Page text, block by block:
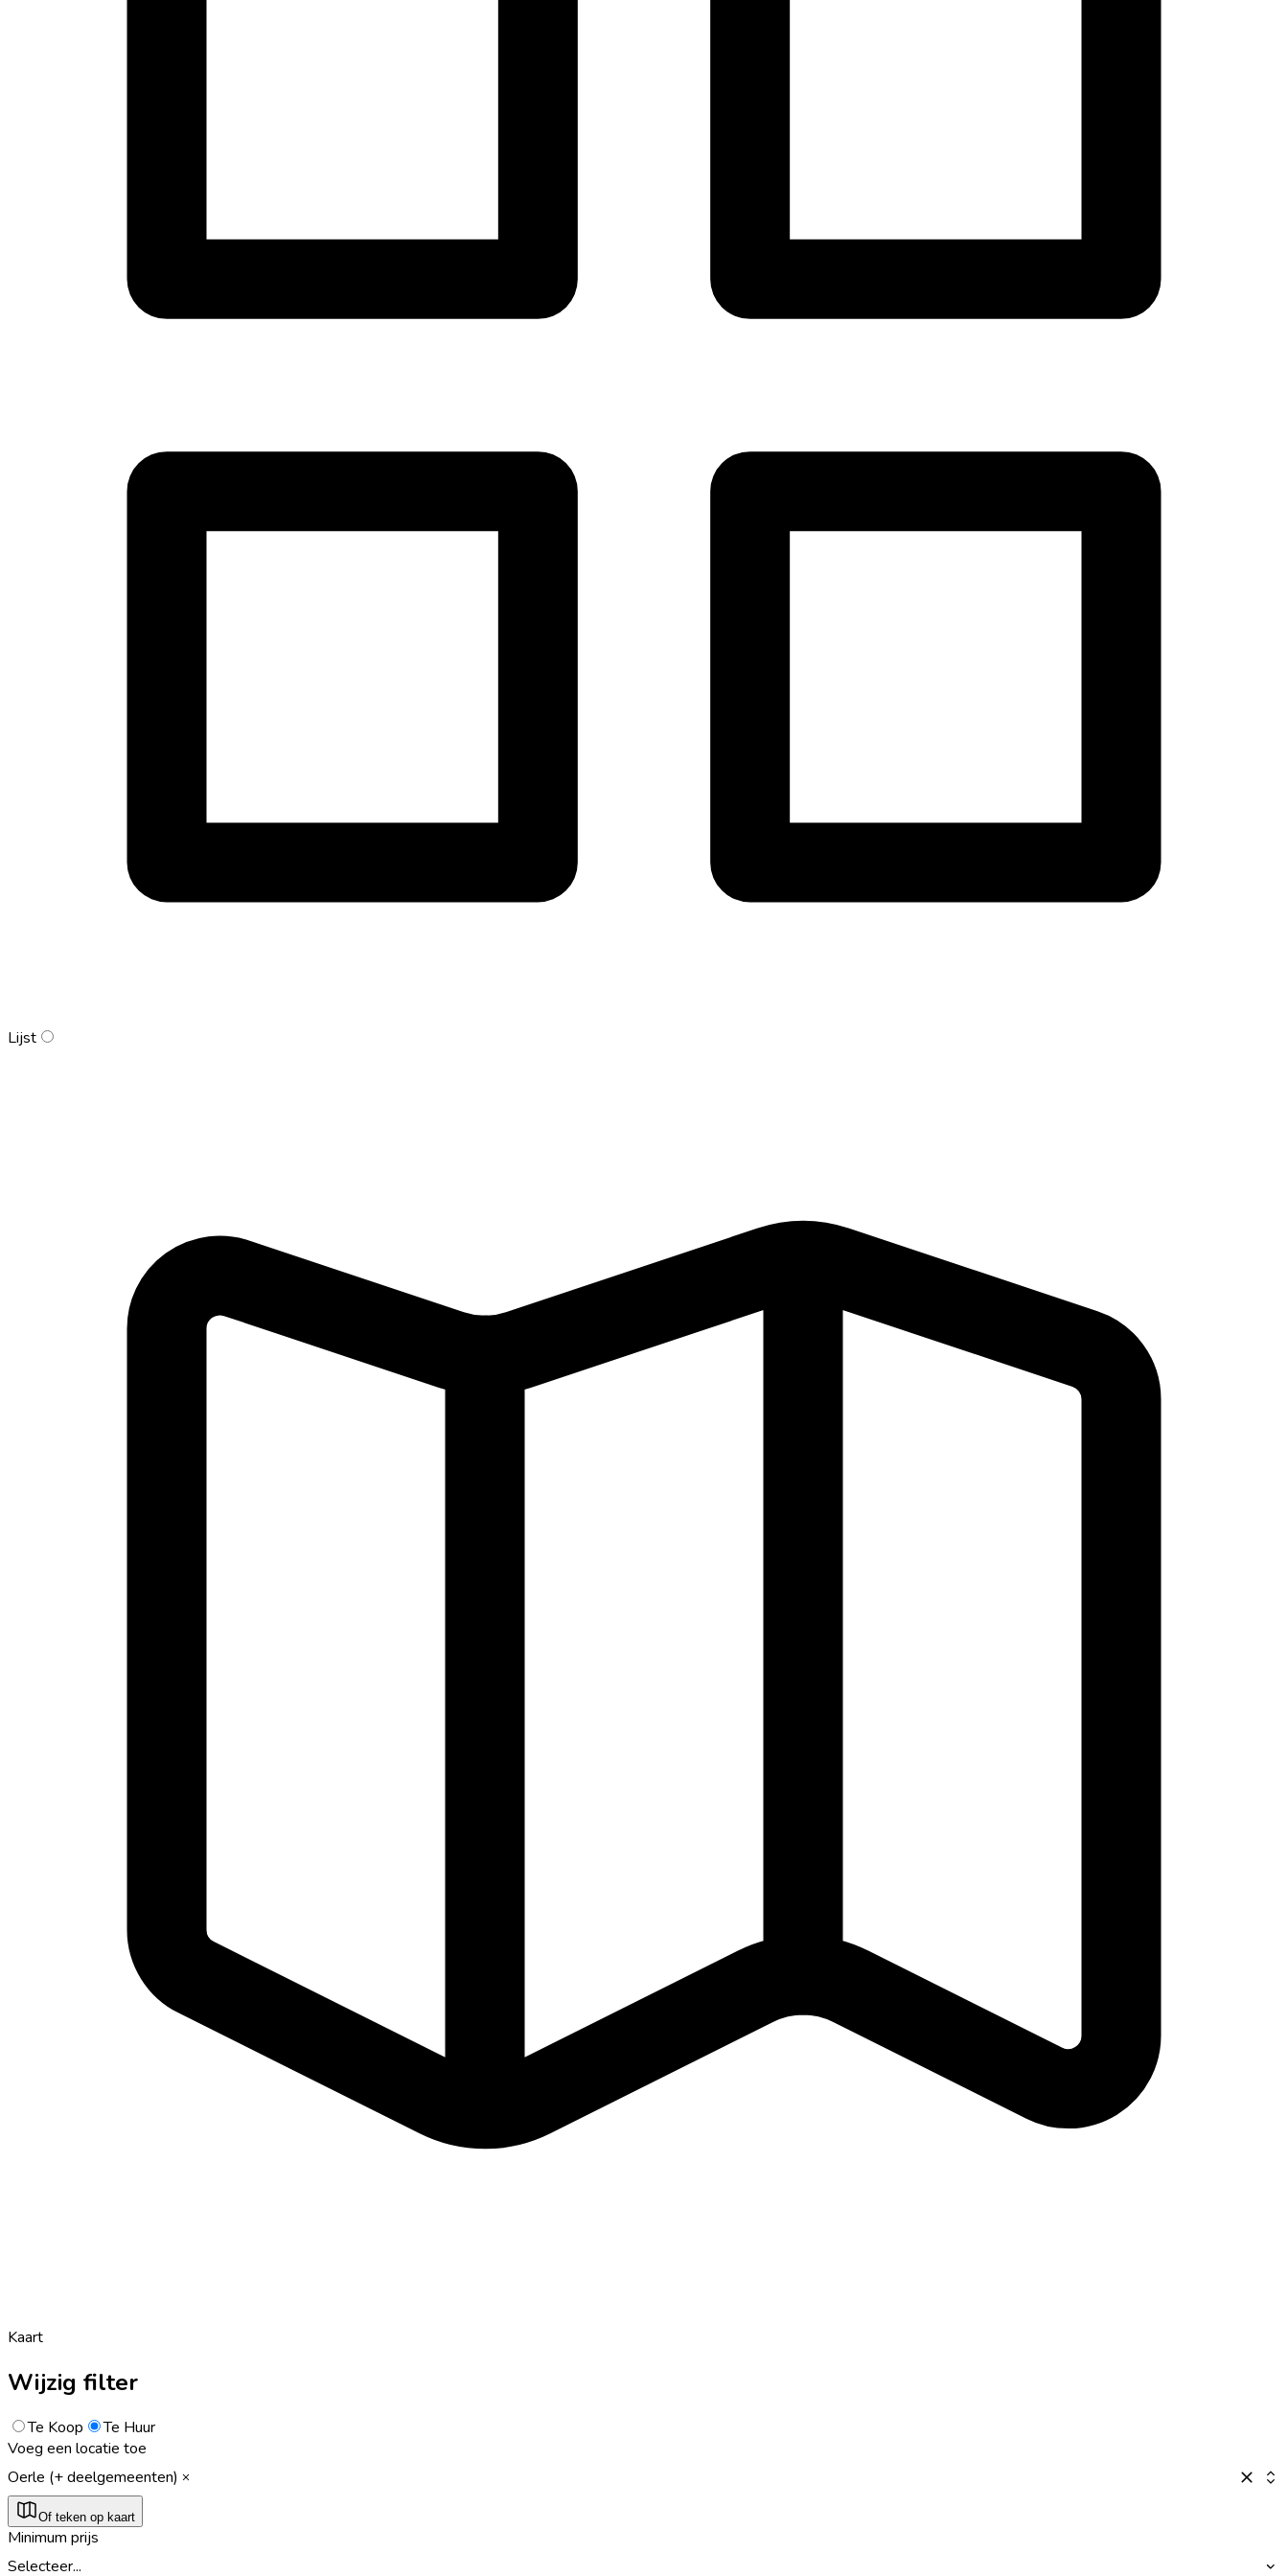
Lijst
Kaart
Wijzig filter
Te Koop
Te Huur
Voeg een locatie toe
Oerle (+ deelgemeenten)
Of teken op kaart
Minimum prijs
Selecteer...